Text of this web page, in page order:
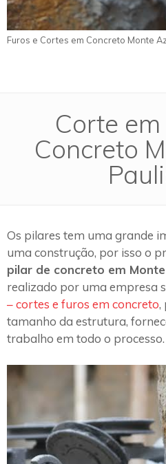
Furos e Cortes em Concreto Monte
Corte
Concreto
Os pilares tem uma grande
uma construção, por isso o
pilar de concreto em
realizado por uma empresa
– cortes e furos em concreto,
tamanho da estrutura,
trabalho em todo o processo.